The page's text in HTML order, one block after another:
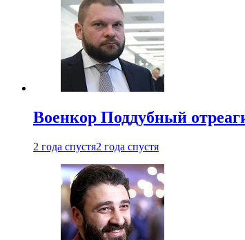
Военкор Поддубный
2 года спустя2 года спустя